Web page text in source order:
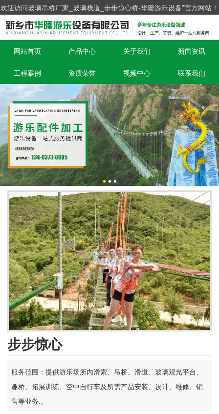
欢迎访问玻璃吊桥厂家_玻璃栈道_步步惊心桥-华隆游乐设备”官方网站！
网站首页 产品中心 关于我们 新闻资讯
工程案例 资质荣誉 视频中心 联系我们
步步惊心
服务范围：提供游乐场所内滑索、吊桥、滑道、玻璃观光平台、
趣桥、拓展训练、空中自行车及所需产品安装、设计、维修、销
售等业务.。